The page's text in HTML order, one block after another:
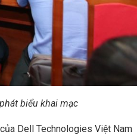
biểu khai mạc
Dell Technologies Việt Nam